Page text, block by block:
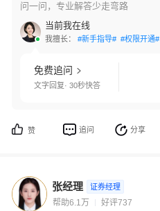
问一问，专业解答少走弯路
当前我在线
我擅长： #新手指导# #权限开通#
免费追问
文字回复· 30秒快答
赞 追问 分享
张经理 证券经理
帮助6.1万 好评737